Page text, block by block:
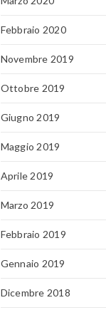
Febbraio 2020
Novembre 2019
Ottobre 2019
Giugno 2019
Maggio 2019
Aprile 2019
Marzo 2019
Febbraio 2019
Gennaio 2019
Dicembre 2018